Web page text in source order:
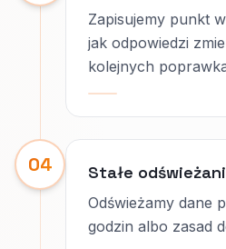
Zapisujemy punkt
jak odpowiedzi
kolejnych
04 Stałe
Odświeżamy dane
godzin albo zasad